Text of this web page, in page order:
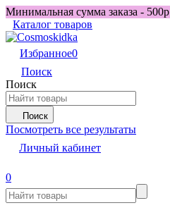
Минимальная сумма заказа - 500р
Каталог товаров
Избранное0
Поиск
Поиск
Поиск
Посмотреть все результаты
Личный кабинет
0